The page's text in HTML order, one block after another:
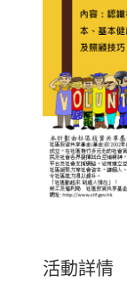
活動詳情